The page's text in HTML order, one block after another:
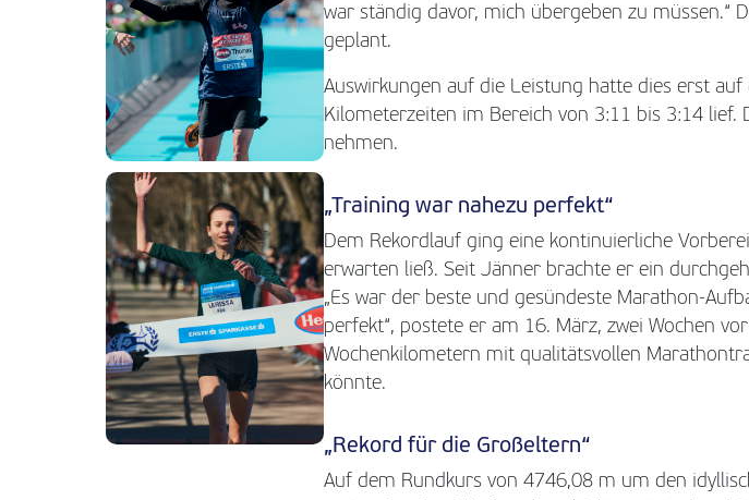
war ständig davor, mich übergeben zu müssen.“
geplant.
Auswirkungen auf die Leistung hatte dies erst
Kilometerzeiten im Bereich von 3:11 bis 3:14
nehmen.
„Training war nahezu perfekt“
Dem Rekordlauf ging eine kontinuierliche
erwarten ließ. Seit Jänner brachte er ein
„Es war der beste und gesündeste Marathon-
perfekt“, postete er am 16. März, zwei Wochen
Wochenkilometern mit qualitätsvollen
könnte.
„Rekord für die Großeltern“
Auf dem Rundkurs von 4746,08 m um den